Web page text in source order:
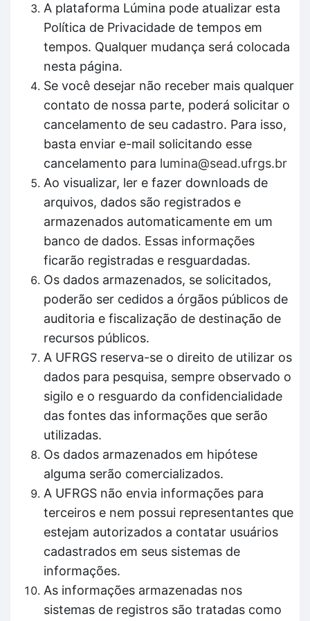
A plataforma Lúmina pode atualizar esta
Política de Privacidade de tempos em
tempos. Qualquer mudança será colocada
nesta página.
Se você desejar não receber mais qualquer
contato de nossa parte, poderá solicitar o
cancelamento de seu cadastro. Para isso,
basta enviar e-mail solicitando esse
cancelamento para lumina@sead.ufrgs.br
Ao visualizar, ler e fazer downloads de
arquivos, dados são registrados e
armazenados automaticamente em um
banco de dados. Essas informações
ficarão registradas e resguardadas.
Os dados armazenados, se solicitados,
poderão ser cedidos a órgãos públicos de
auditoria e fiscalização de destinação de
recursos públicos.
A UFRGS reserva-se o direito de utilizar os
dados para pesquisa, sempre observado o
sigilo e o resguardo da confidencialidade
das fontes das informações que serão
utilizadas.
Os dados armazenados em hipótese
alguma serão comercializados.
A UFRGS não envia informações para
terceiros e nem possui representantes que
estejam autorizados a contatar usuários
cadastrados em seus sistemas de
informações.
As informações armazenadas nos
sistemas de registros são tratadas como